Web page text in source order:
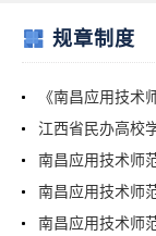
规章制度
《南昌应用技术
江西省民办高校
南昌应用技术师
南昌应用技术师
南昌应用技术师